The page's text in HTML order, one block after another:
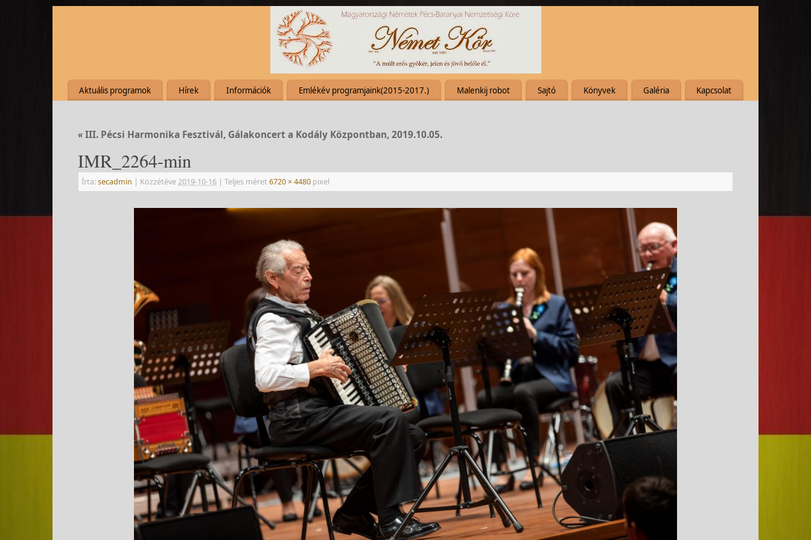
Aktuális programok Hírek Információk Emlékév programjaink(2015-2017.) Malenkij robot Sajtó Könyvek Galéria Kapcsolat
«III. Pécsi Harmonika Fesztivál, Gálakoncert a Kodály Központban, 2019.10.05.
IMR_2264-min
Írta:secadmin | Közzétéve2019-10-16 | Teljes méret 6720 × 4480 pixel